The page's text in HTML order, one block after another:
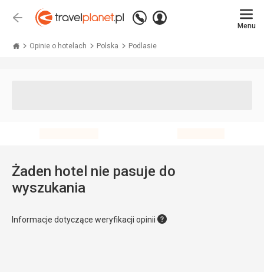
Wstecz
Zadzwoń
+48 71 771 76 55
Zaloguj
Menu
Opinie o hotelach Polska Podlasie
Żaden hotel nie pasuje do
wyszukania
Informacje dotyczące weryfikacji opinii